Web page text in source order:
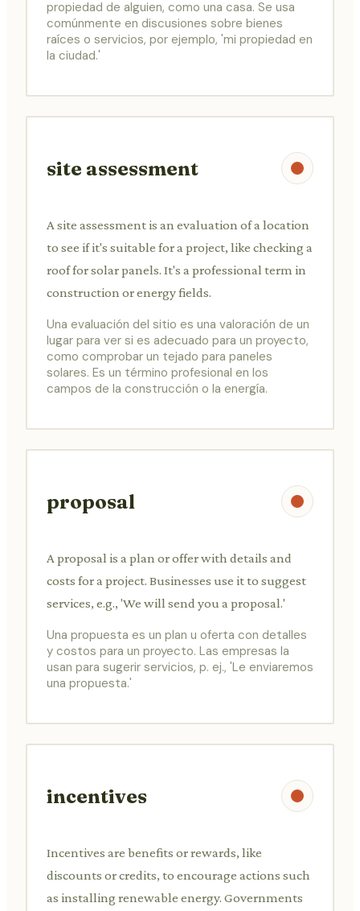
propiedad de alguien, como una casa. Se usa
comúnmente en discusiones sobre bienes
raíces o servicios, por ejemplo, 'mi propiedad en
la ciudad.'
site assessment
A site assessment is an evaluation of a location
to see if it's suitable for a project, like checking a
roof for solar panels. It's a professional term in
construction or energy fields.
Una evaluación del sitio es una valoración de un
lugar para ver si es adecuado para un proyecto,
como comprobar un tejado para paneles
solares. Es un término profesional en los
campos de la construcción o la energía.
proposal
A proposal is a plan or offer with details and
costs for a project. Businesses use it to suggest
services, e.g., 'We will send you a proposal.'
Una propuesta es un plan u oferta con detalles
y costos para un proyecto. Las empresas la
usan para sugerir servicios, p. ej., 'Le enviaremos
una propuesta.'
incentives
Incentives are benefits or rewards, like
discounts or credits, to encourage actions such
as installing renewable energy. Governments